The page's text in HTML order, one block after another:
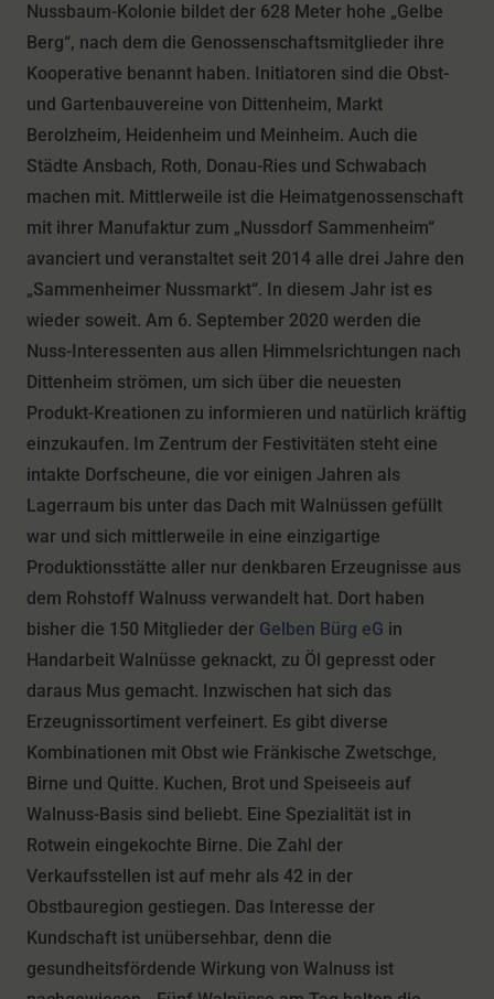
Nussbaum-Kolonie bildet der 628 Meter hohe „Gelbe
Berg“, nach dem die Genossenschaftsmitglieder ihre
Kooperative benannt haben. Initiatoren sind die Obst-
und Gartenbauvereine von Dittenheim, Markt
Berolzheim, Heidenheim und Meinheim. Auch die
Städte Ansbach, Roth, Donau-Ries und Schwabach
machen mit. Mittlerweile ist die Heimatgenossenschaft
mit ihrer Manufaktur zum „Nussdorf Sammenheim“
avanciert und veranstaltet seit 2014 alle drei Jahre den
„Sammenheimer Nussmarkt“. In diesem Jahr ist es
wieder soweit. Am 6. September 2020 werden die
Nuss-Interessenten aus allen Himmelsrichtungen nach
Dittenheim strömen, um sich über die neuesten
Produkt-Kreationen zu informieren und natürlich kräftig
einzukaufen. Im Zentrum der Festivitäten steht eine
intakte Dorfscheune, die vor einigen Jahren als
Lagerraum bis unter das Dach mit Walnüssen gefüllt
war und sich mittlerweile in eine einzigartige
Produktionsstätte aller nur denkbaren Erzeugnisse aus
dem Rohstoff Walnuss verwandelt hat. Dort haben
bisher die 150 Mitglieder der Gelben Bürg eG in
Handarbeit Walnüsse geknackt, zu Öl gepresst oder
daraus Mus gemacht. Inzwischen hat sich das
Erzeugnissortiment verfeinert. Es gibt diverse
Kombinationen mit Obst wie Fränkische Zwetschge,
Birne und Quitte. Kuchen, Brot und Speiseeis auf
Walnuss-Basis sind beliebt. Eine Spezialität ist in
Rotwein eingekochte Birne. Die Zahl der
Verkaufsstellen ist auf mehr als 42 in der
Obstbauregion gestiegen. Das Interesse der
Kundschaft ist unübersehbar, denn die
gesundheitsfördende Wirkung von Walnuss ist